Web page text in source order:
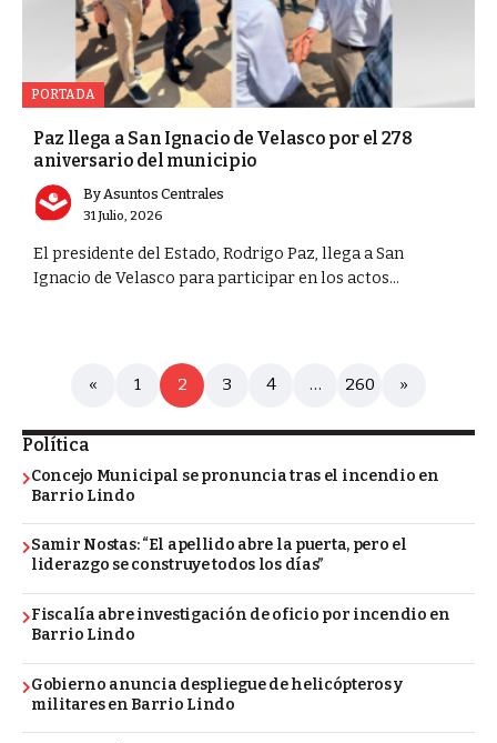
PORTADA
Paz llega a San Ignacio de Velasco por el 278
aniversario del municipio
By Asuntos Centrales
31 Julio, 2026
El presidente del Estado, Rodrigo Paz, llega a San
Ignacio de Velasco para participar en los actos...
« 1 2 3 4 … 260 »
Política
Concejo Municipal se pronuncia tras el incendio en
Barrio Lindo
Samir Nostas: “El apellido abre la puerta, pero el
liderazgo se construye todos los días”
Fiscalía abre investigación de oficio por incendio en
Barrio Lindo
Gobierno anuncia despliegue de helicópteros y
militares en Barrio Lindo